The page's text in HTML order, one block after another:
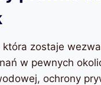
zostaje
w pewnych
ochrony